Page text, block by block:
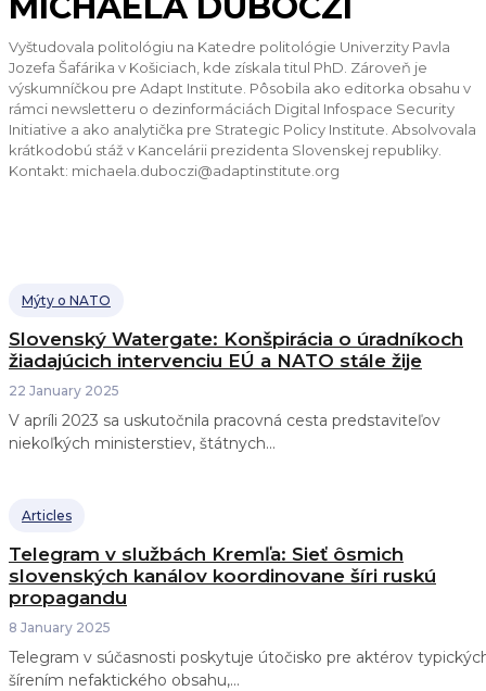
Vyštudovala politológiu na Katedre politológie Univerzity Pavla
Jozefa Šafárika v Košiciach, kde získala titul PhD. Zároveň je
výskumníčkou pre Adapt Institute. Pôsobila ako editorka obsahu v
rámci newsletteru o dezinformáciách Digital Infospace Security
Initiative a ako analytička pre Strategic Policy Institute. Absolvovala
krátkodobú stáž v Kancelárii prezidenta Slovenskej republiky.
Kontakt: michaela.duboczi@adaptinstitute.org
Mýty o NATO
Slovenský Watergate: Konšpirácia o úradníkoch
žiadajúcich intervenciu EÚ a NATO stále žije
22 January 2025
V apríli 2023 sa uskutočnila pracovná cesta predstaviteľov
niekoľkých ministerstiev, štátnych...
Articles
Telegram v službách Kremľa: Sieť ôsmich
slovenských kanálov koordinovane šíri ruskú
propagandu
8 January 2025
Telegram v súčasnosti poskytuje útočisko pre aktérov
šírením nefaktického obsahu,...